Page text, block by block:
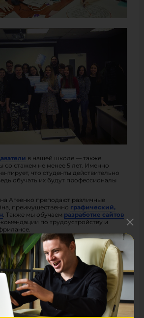
в нашей школе — также
со стажем не менее 5 лет. Именно
что студенты действительно
обучать их будут профессионалы
Агеенко преподают различные
преимущественно графический,
. Также мы обучаем разработке сайтов
по трудоустройству и
постоянно дорабатываются и
соответствовать современным
и заказчиков.
— трудоустройство выпускников. Вы
их истории иотзывыв
сайта.